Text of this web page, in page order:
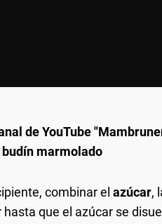
de YouTube
budín marmolado
combinar el azúcar,
hasta que el azúcar se